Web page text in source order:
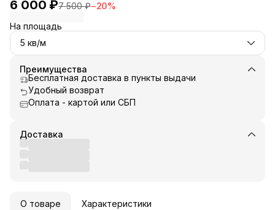
6 000 ₽7 500 ₽−20%
На площадь
5 кв/м
Преимущества
Бесплатная доставка в пункты выдачи
Удобный возврат
Оплата - картой или СБП
Доставка
О товаре Характеристики